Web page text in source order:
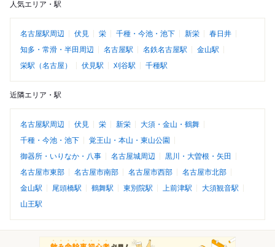
人気エリア・駅
名古屋駅周辺 伏見 栄 千種・今池・池下 新栄
春日井
知多・常滑・半田周辺
名古屋駅 名鉄名古屋駅
金山駅
栄駅（名古屋）
伏見駅 刈谷駅 千種駅
近隣エリア・駅
名古屋駅周辺 伏見 栄 新栄
大須・金山・鶴舞
千種・今池・池下
覚王山・本山・東山公園
御器所・いりなか・八事
名古屋城周辺
黒川・大曽根・矢田
名古屋市東部
名古屋市南部 名古屋市西部
名古屋市北部
金山駅
尾頭橋駅 鶴舞駅 東別院駅 上前津駅
大須観音駅
山王駅